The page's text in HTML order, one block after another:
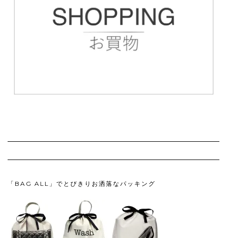
「BAG ALL」でとびきりお洒落なパッキング